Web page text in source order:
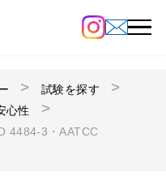
試験を探す
心性
4484-3・AATCC